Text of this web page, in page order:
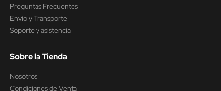
Preguntas Frecuentes
Envío y Transporte
Soporte y asistencia
Sobre la Tienda
Nosotros
Condiciones de Venta